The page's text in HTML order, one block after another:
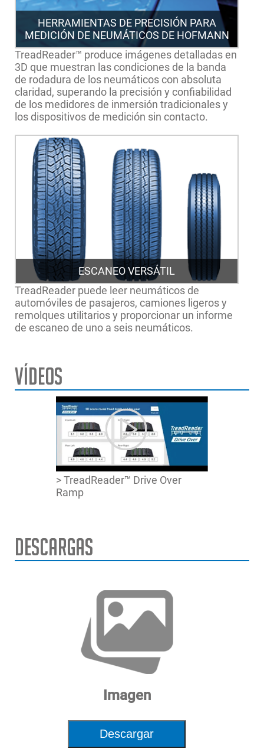
HERRAMIENTAS DE PRECISIÓN PARA
MEDICIÓN DE NEUMÁTICOS DE HOFMANN
TreadReader™ produce imágenes detalladas en
3D que muestran las condiciones de la banda
de rodadura de los neumáticos con absoluta
claridad, superando la precisión y confiabilidad
de los medidores de inmersión tradicionales y
los dispositivos de medición sin contacto.
ESCANEO VERSÁTIL
TreadReader puede leer neumáticos de
automóviles de pasajeros, camiones ligeros y
remolques utilitarios y proporcionar un informe
de escaneo de uno a seis neumáticos.
Vídeos
> TreadReader™ Drive Over
Ramp
Descargas
Imagen
Descargar